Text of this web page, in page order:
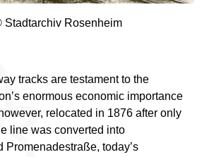
Rosenheim
tracks are testament to the
enormous economic importance
relocated in 1876 after only
line was converted into
Promenadestraße, today’s